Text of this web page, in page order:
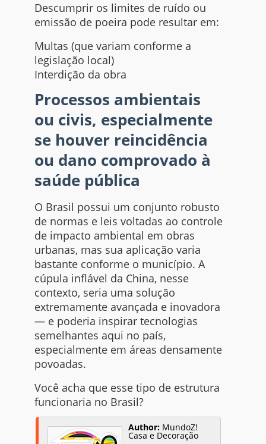
Descumprir os limites de ruído ou
emissão de poeira pode resultar em:
Multas (que variam conforme a
legislação local)
Interdição da obra
Processos ambientais
ou civis, especialmente
se houver reincidência
ou dano comprovado à
saúde pública
O Brasil possui um conjunto robusto
de normas e leis voltadas ao controle
de impacto ambiental em obras
urbanas, mas sua aplicação varia
bastante conforme o município. A
cúpula inflável da China, nesse
contexto, seria uma solução
extremamente avançada e inovadora
— e poderia inspirar tecnologias
semelhantes aqui no país,
especialmente em áreas densamente
povoadas.
Você acha que esse tipo de estrutura
funcionaria no Brasil?
Author:MundoZ!
Casa e Decoração